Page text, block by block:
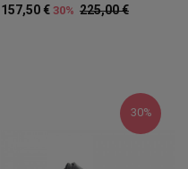
225,00 €
157,50 € 30%
30%